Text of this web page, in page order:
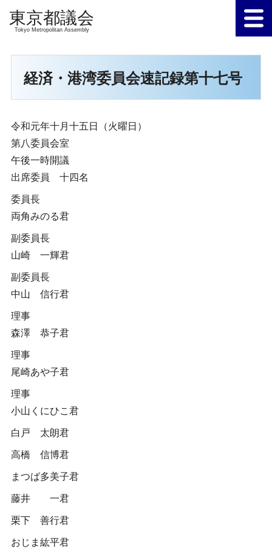
Tokyo Metropolitan Assembly
経済・港湾委員会速記録第十七号
令和元年十月十五日（火曜日）
第八委員会室
午後一時開議
出席委員 十四名
委員長
両角みのる君
副委員長
山崎 一輝君
副委員長
中山 信行君
理事
森澤 恭子君
理事
尾崎あや子君
理事
小山くにひこ君
白戸 太朗君
高橋 信博君
まつば多美子君
藤井 一君
栗下 善行君
おじま紘平君